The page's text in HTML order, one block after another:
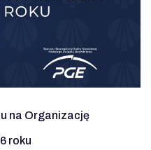
na Organizację
roku